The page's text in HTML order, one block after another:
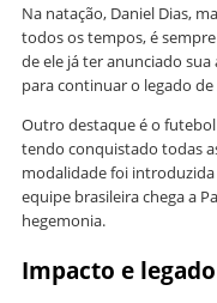
Na natação, Daniel Dias,
todos os tempos, é
de ele já ter anunciado
para continuar o legado de
Outro destaque é o
tendo conquistado todas
modalidade foi introduzida
equipe brasileira chega a
hegemonia.
Impacto e